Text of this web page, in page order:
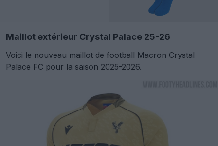
Maillot extérieur Crystal Palace 25-26
Voici le nouveau maillot de football Macron Crystal
Palace FC pour la saison 2025-2026.